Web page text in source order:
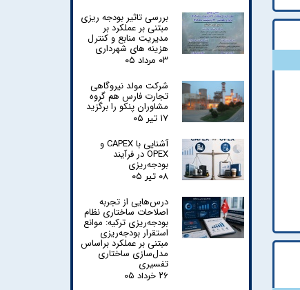
بررسی تاثیر بودجه ریزی
مبتنی بر عملکرد بر
مدیریت منابع و کنترل
هزینه های شهرداری
۰۳ مرداد ۰۵
شرکت مولد نیروگاهی
تجارت فارس هم گروه
مشاوران پنکو را برگزید
۱۷ تیر ۰۵
آشنایی با CAPEX و
OPEX در فرآیند
بودجه‌ریزی
۰۸ تیر ۰۵
درس‌هایی از تجربه
اصلاحات ساختاری نظام
بودجه‌ریزی ترکیه: موانع
استقرار بودجه‌ریزی
مبتنی بر عملکرد براساس
مدل‌سازی ساختاری
تفسیری
۲۶ خرداد ۰۵